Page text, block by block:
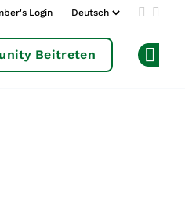
Login Add us
Beitreten